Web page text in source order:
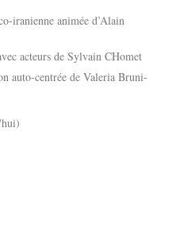
iranienne animée d’Alain
acteurs de Sylvain CHomet
auto-centrée de Valeria Bruni-